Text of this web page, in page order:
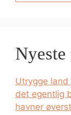
Utrygge land
det egentlig
havner